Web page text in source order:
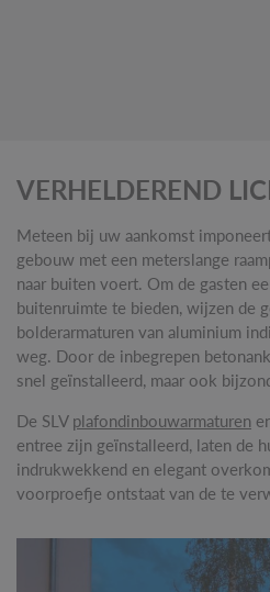
VERHELDEREND
Meteen bij uw aankomst
gebouw met een meterslange
naar buiten voert. Om de gasten
buitenruimte te bieden, wijzen de
bolderarmaturen van aluminium
weg. Door de inbegrepen
snel geïnstalleerd, maar ook
De SLV plafondinbouwarmaturen
entree zijn geïnstalleerd, laten de
indrukwekkend en elegant
voorproefje ontstaat van de te